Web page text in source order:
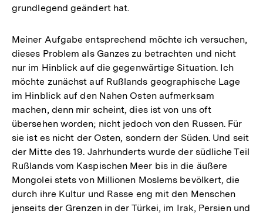
grundlegend geändert hat.
Meiner Aufgabe entsprechend möchte ich versuchen,
dieses Problem als Ganzes zu betrachten und nicht
nur im Hinblick auf die gegenwärtige Situation. Ich
möchte zunächst auf Rußlands geographische Lage
im Hinblick auf den Nahen Osten aufmerksam
machen, denn mir scheint, dies ist von uns oft
übersehen worden; nicht jedoch von den Russen. Für
sie ist es nicht der Osten, sondern der Süden. Und seit
der Mitte des 19. Jahrhunderts wurde der südliche Teil
Rußlands vom Kaspischen Meer bis in die äußere
Mongolei stets von Millionen Moslems bevölkert, die
durch ihre Kultur und Rasse eng mit den Menschen
jenseits der Grenzen in der Türkei, im Irak, Persien und